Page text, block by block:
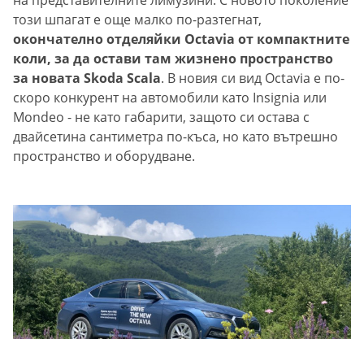
този шпагат е още малко по-разтегнат,
окончателно отделяйки Octavia от компактните
коли, за да остави там жизнено пространство
за новата Skoda Scala. В новия си вид Octavia е по-
скоро конкурент на автомобили като Insignia или
Mondeo - не като габарити, защото си остава с
двайсетина сантиметра по-къса, но като вътрешно
пространство и оборудване.